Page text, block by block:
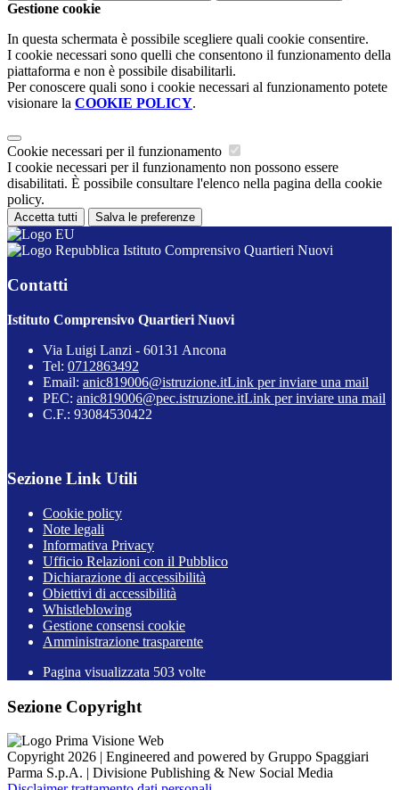
Gestione cookie
In questa schermata è possibile scegliere quali cookie consentire.
I cookie necessari sono quelli che consentono il funzionamento della
piattaforma e non è possibile disabilitarli.
Per conoscere quali sono i cookie necessari al funzionamento potete
visionare la COOKIE POLICY.
Cookie necessari per il funzionamento
I cookie necessari per il funzionamento non possono essere
disabilitati. È possibile consultare l'elenco nella pagina della cookie
policy.
Accetta tutti Salva le preferenze
Istituto Comprensivo Quartieri Nuovi
Contatti
Istituto Comprensivo Quartieri Nuovi
Via Luigi Lanzi - 60131 Ancona
Tel: 0712863492
Email: anic819006@istruzione.itLink per inviare una mail
PEC: anic819006@pec.istruzione.itLink per inviare una mail
C.F.: 93084530422
Sezione Link Utili
Cookie policy
Note legali
Informativa Privacy
Ufficio Relazioni con il Pubblico
Dichiarazione di accessibilità
Obiettivi di accessibilità
Whistleblowing
Gestione consensi cookie
Amministrazione trasparente
Pagina visualizzata 503 volte
Sezione Copyright
Copyright 2026 | Engineered and powered by Gruppo Spaggiari
Parma S.p.A. | Divisione Publishing & New Social Media